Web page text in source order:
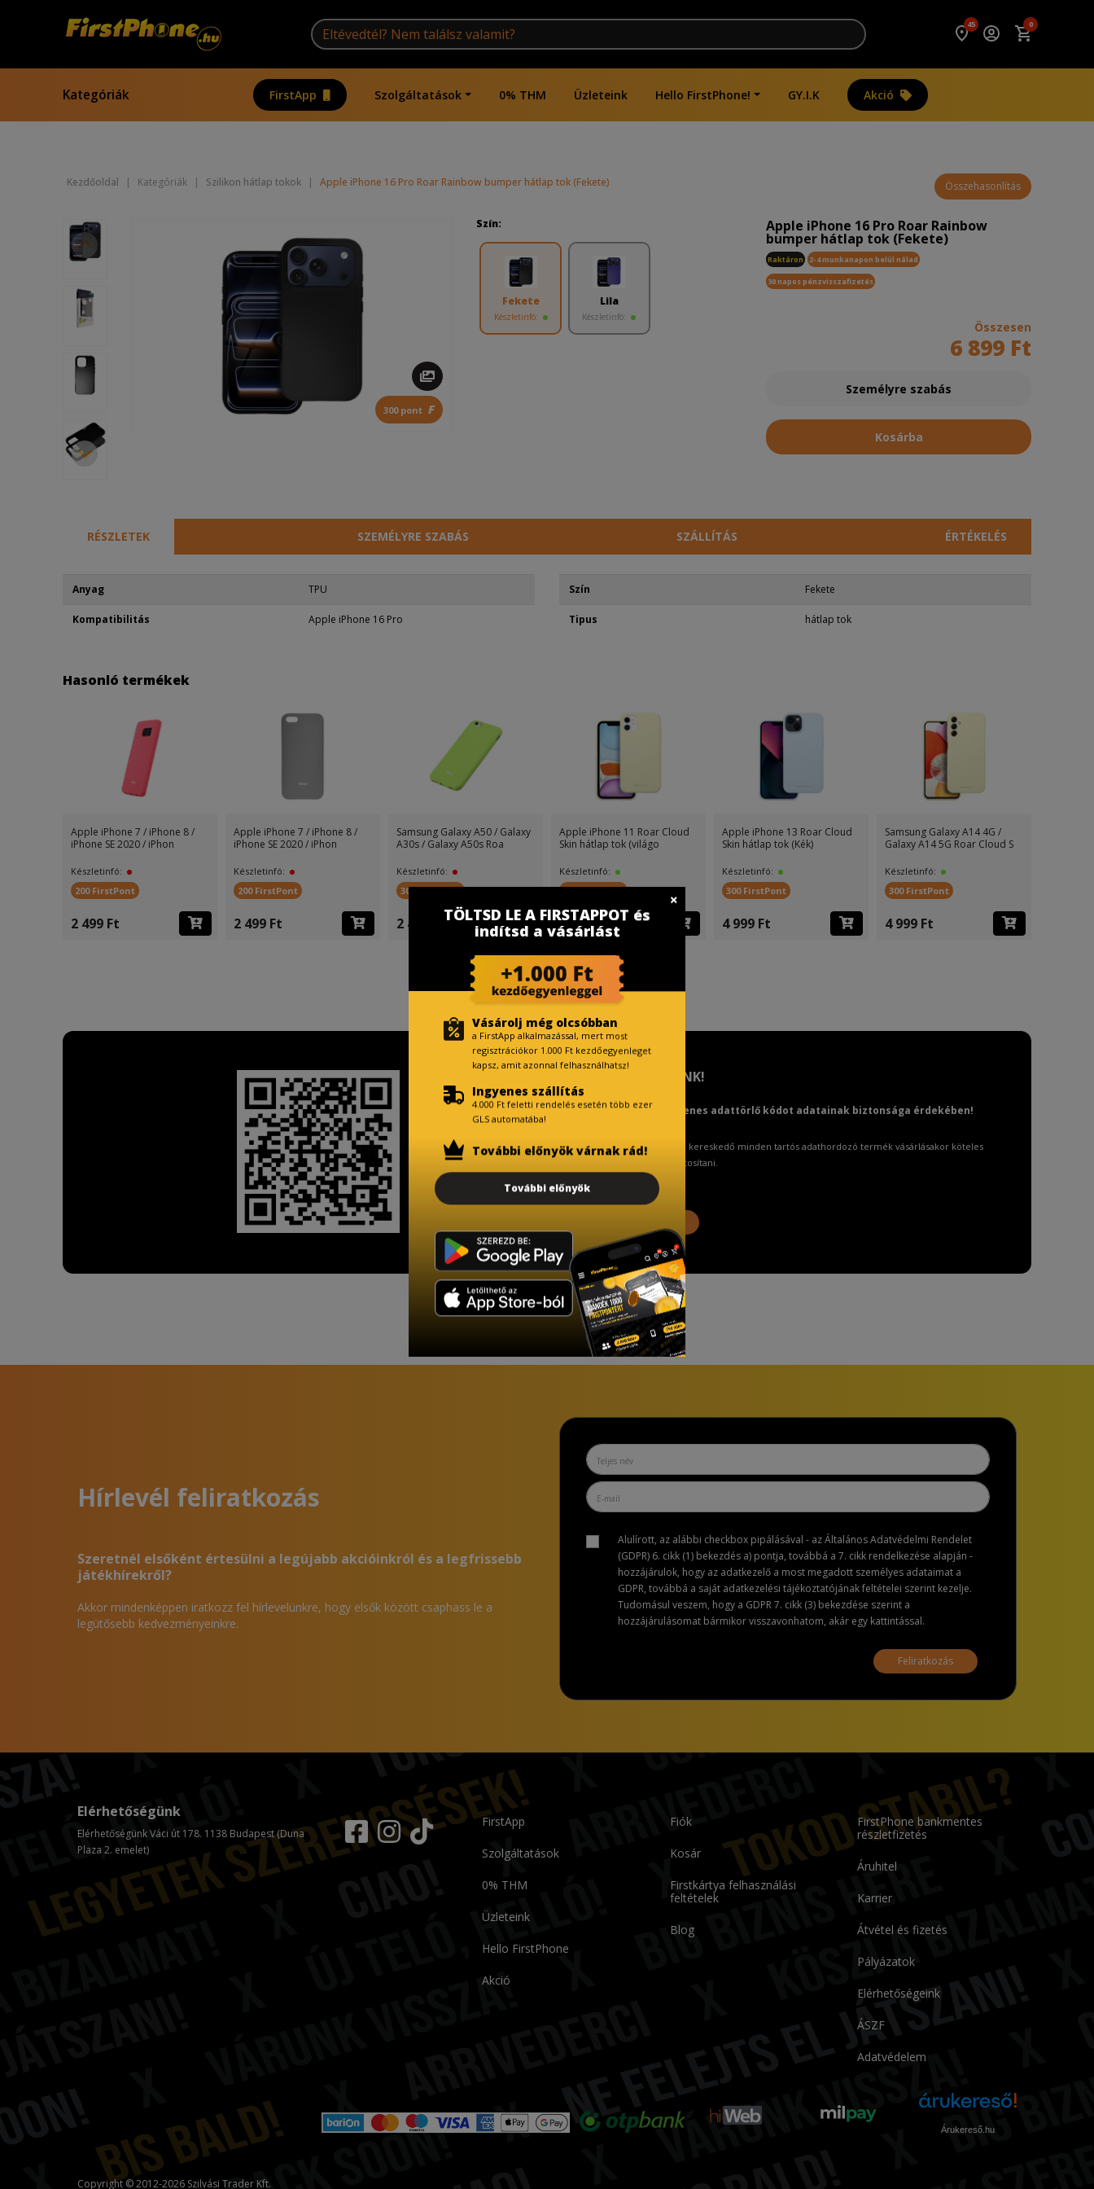
45 0
Kategóriák FirstApp Szolgáltatások 0% THM Üzleteink Hello FirstPhone! GY.I.K Akció
Kezdőoldal | Kategóriák | Szilikon hátlap tokok | Apple iPhone 16 Pro Roar Rainbow bumper hátlap tok (Fekete) Összehasonlítás
300 pont F
Szín:
Fekete
Készletinfó:
Lila
Készletinfó:
Apple iPhone 16 Pro Roar Rainbow
bumper hátlap tok (Fekete)
Raktáron 2-4 munkanapon belül nálad
30 napos pénzvisszafizetés
Összesen
6 899 Ft
Személyre szabás
Kosárba
RÉSZLETEK SZEMÉLYRE SZABÁS SZÁLLÍTÁS ÉRTÉKELÉS
Anyag TPU
Kompatibilitás Apple iPhone 16 Pro
Szín Fekete
Tipus hátlap tok
Hasonló termékek
Apple iPhone 7 / iPhone 8 /
iPhone SE 2020 / iPhon
Készletinfó:
200 FirstPont
2 499 Ft
Apple iPhone 7 / iPhone 8 /
iPhone SE 2020 / iPhon
Készletinfó:
200 FirstPont
2 499 Ft
Samsung Galaxy A50 / Galaxy
A30s / Galaxy A50s Roa
Készletinfó:
300 FirstPont
2 499 Ft
Apple iPhone 11 Roar Cloud
Skin hátlap tok (világo
Készletinfó:
300 FirstPont
4 899 Ft
Apple iPhone 13 Roar Cloud
Skin hátlap tok (Kék)
Készletinfó:
300 FirstPont
4 999 Ft
Samsung Galaxy A14 4G /
Galaxy A14 5G Roar Cloud S
Készletinfó:
300 FirstPont
4 999 Ft
TISZTELT VÁSÁRLÓNK!
Fizetésnél kérje az ingyenes adattörlő kódot adatainak biztonsága érdekében!
A Kormány döntése alapján a kereskedő minden tartós adathordozó termék vásárlásakor köteles
ingyenes adattörlő kódot biztosítani.
Hírlevél feliratkozás
Szeretnél elsőként értesülni a legújabb akcióinkról és a legfrissebb
játékhírekről?
Akkor mindenképpen iratkozz fel hírlevelünkre, hogy elsők között csaphass le a
legütősebb kedvezményeinkre.
Alulírott, az alábbi checkbox pipálásával - az Általános Adatvédelmi Rendelet
(GDPR) 6. cikk (1) bekezdés a) pontja, továbbá a 7. cikk rendelkezése alapján -
hozzájárulok, hogy az adatkezelő a most megadott személyes adataimat a
GDPR, továbbá a saját adatkezelési tájékoztatójának feltételei szerint kezelje.
Tudomásul veszem, hogy a GDPR 7. cikk (3) bekezdése szerint a
hozzájárulásomat bármikor visszavonhatom, akár egy kattintással.
Feliratkozás
FirstApp
Szolgáltatások
0% THM
Üzleteink
Hello FirstPhone
Akció
Fiók
Kosár
Firstkártya felhasználási
feltételek
Blog
FirstPhone bankmentes
részletfizetés
Áruhitel
Karrier
Átvétel és fizetés
Pályázatok
Elérhetőségeink
ÁSZF
Adatvédelem
Elérhetőségünk
Elérhetőségünk Váci út 178. 1138 Budapest (Duna
Plaza 2. emelet)
Árukereső.hu
Copyright © 2012-2026 Szilvási Trader Kft.
TÖLTSD LE A FIRSTAPPOT és
indítsd a vásárlást
Vásárolj még olcsóbban
a FirstApp alkalmazással, mert most
regisztrációkor 1.000 Ft kezdőegyenleget
kapsz, amit azonnal felhasználhatsz!
Ingyenes szállítás
4.000 Ft feletti rendelés esetén több ezer
GLS automatába!
További előnyök várnak rád!
További előnyök